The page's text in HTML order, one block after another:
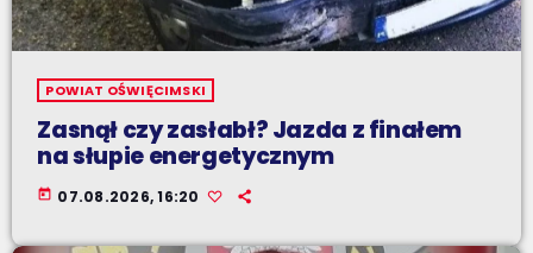
POWIAT OŚWIĘCIMSKI
Zasnął czy zasłabł? Jazda z finałem
na słupie energetycznym
today 07.08.2026, 16:20